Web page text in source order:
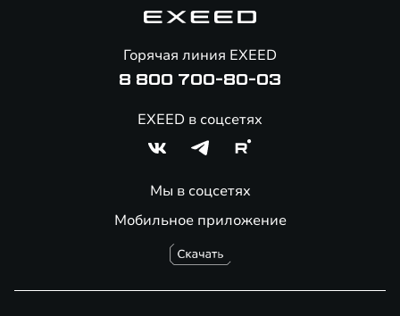
Помощь на дорогах
Мобильное приложение
Горячая линия EXEED
8 800 700-80-03
EXEED в соцсетях
Мы в соцсетях